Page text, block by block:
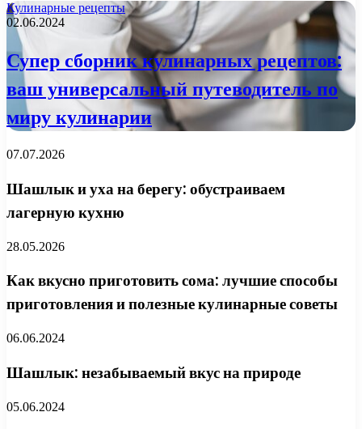
Кулинарные рецепты
02.06.2024
Супер сборник кулинарных рецептов:
ваш универсальный путеводитель по
миру кулинарии
07.07.2026
Шашлык и уха на берегу: обустраиваем
лагерную кухню
28.05.2026
Как вкусно приготовить сома: лучшие способы
приготовления и полезные кулинарные советы
06.06.2024
Шашлык: незабываемый вкус на природе
05.06.2024